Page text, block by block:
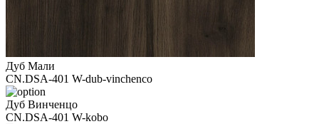
Дуб Мали
CN.DSA-401 W-dub-vinchenco
Дуб Винченцо
CN.DSA-401 W-kobo